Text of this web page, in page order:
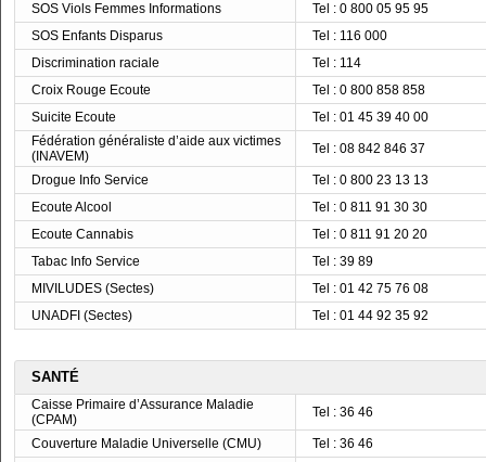
SOS Viols Femmes Informations
Tel : 0 800 05 95 95
SOS Enfants Disparus
Tel : 116 000
Discrimination raciale
Tel : 114
Croix Rouge Ecoute
Tel : 0 800 858 858
Suicite Ecoute
Tel : 01 45 39 40 00
Fédération généraliste d’aide aux victimes
(INAVEM)
Tel : 08 842 846 37
Drogue Info Service
Tel : 0 800 23 13 13
Ecoute Alcool
Tel : 0 811 91 30 30
Ecoute Cannabis
Tel : 0 811 91 20 20
Tabac Info Service
Tel : 39 89
MIVILUDES (Sectes)
Tel : 01 42 75 76 08
UNADFI (Sectes)
Tel : 01 44 92 35 92
SANTÉ
Caisse Primaire d’Assurance Maladie
(CPAM)
Tel : 36 46
Couverture Maladie Universelle (CMU)
Tel : 36 46